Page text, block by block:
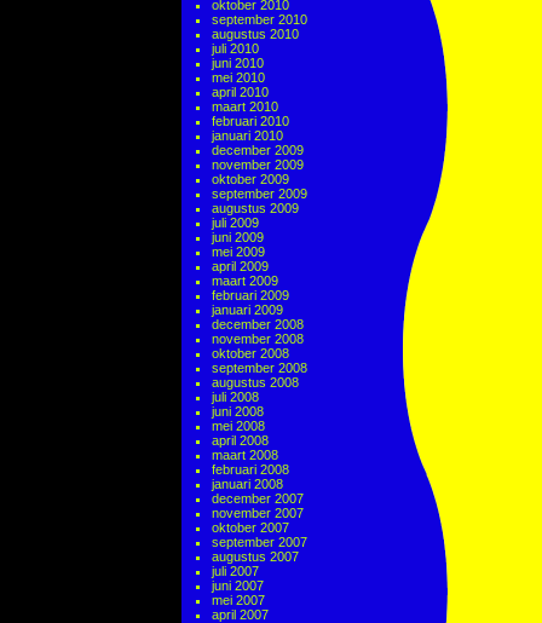
oktober 2010
september 2010
augustus 2010
juli 2010
juni 2010
mei 2010
april 2010
maart 2010
februari 2010
januari 2010
december 2009
november 2009
oktober 2009
september 2009
augustus 2009
juli 2009
juni 2009
mei 2009
april 2009
maart 2009
februari 2009
januari 2009
december 2008
november 2008
oktober 2008
september 2008
augustus 2008
juli 2008
juni 2008
mei 2008
april 2008
maart 2008
februari 2008
januari 2008
december 2007
november 2007
oktober 2007
september 2007
augustus 2007
juli 2007
juni 2007
mei 2007
april 2007